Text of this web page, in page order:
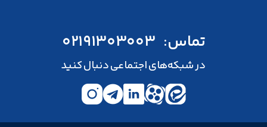
تماس: 02191303003
در شبکه‌های اجتماعی دنبال کنید